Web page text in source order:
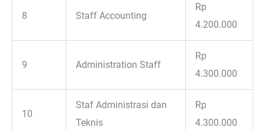
8 Staff Accounting
Rp
4.200.000
9 Administration Staff
Rp
4.300.000
10
Staf Administrasi dan
Teknis
Rp
4.300.000